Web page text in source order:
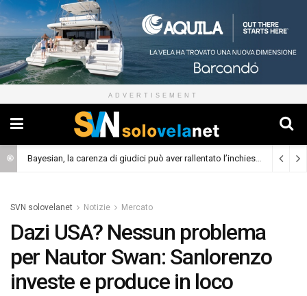
ADVERTISEMENT
Bayesian, la carenza di giudici può aver rallentato l’inchiesta (Cronaca)
SVN solovelanet Notizie Mercato
Dazi USA? Nessun problema
per Nautor Swan: Sanlorenzo
investe e produce in loco